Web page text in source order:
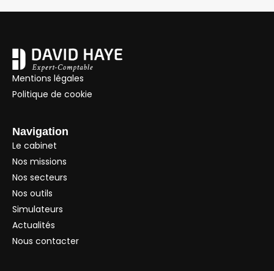
Mentions légales
Politique de cookie
Navigation
Le cabinet
Nos missions
Nos secteurs
Nos outils
Simulateurs
Actualités
Nous contacter